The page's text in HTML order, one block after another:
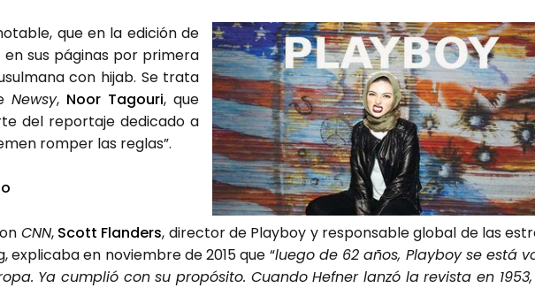
que en la edi­ción de
sus pági­nas por pri­me­ra
con hijab. Se tra­ta
Newsy, Noor Tagou­ri, que
del repor­ta­je dedi­ca­do a
rom­per las reglas”.
CNN, Scott Flan­ders, direc­tor de Play­boy y res­pon­sa­ble glo­bal de las
expli­ca­ba en noviem­bre de 2015 que “lue­go de 62 años, Play­boy se está
Ya cum­plió con su pro­pó­si­to. Cuan­do Hef­ner lan­zó la revis­ta en